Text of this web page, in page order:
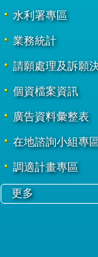
水利署專區
業務統計
請願處理及訴願
個資檔案資訊
廣告資料彙整表
在地諮詢小組專
調適計畫專區
更多